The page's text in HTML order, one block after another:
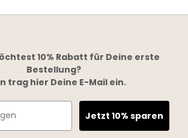
10% Rabatt für Deine erste
Bestellung?
trag hier Deine E-Mail ein.
Jetzt 10% sparen